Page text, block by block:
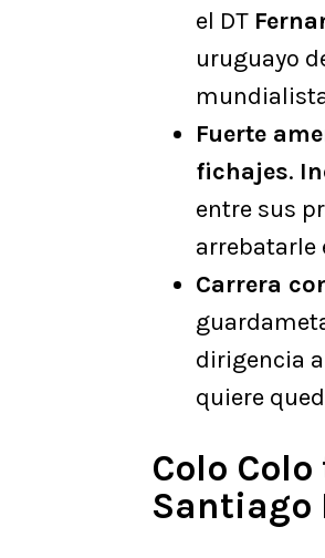
el DT
uruguayo
Fuerte
fichajes.
entre sus
arrebatarle
Carrera
dirigencia
quiere
Colo
Santiago